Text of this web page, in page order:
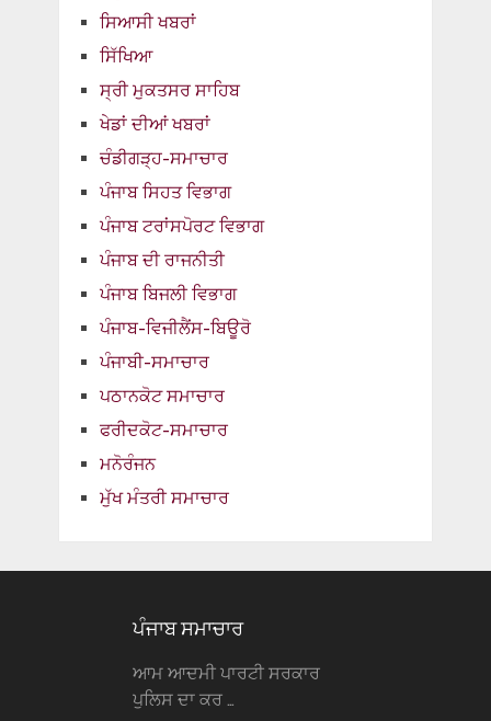
ਸਿਆਸੀ ਖਬਰਾਂ
ਸਿੱਖਿਆ
ਸ੍ਰੀ ਮੁਕਤਸਰ ਸਾਹਿਬ
ਖੇਡਾਂ ਦੀਆਂ ਖਬਰਾਂ
ਚੰਡੀਗੜ੍ਹ-ਸਮਾਚਾਰ
ਪੰਜਾਬ ਸਿਹਤ ਵਿਭਾਗ
ਪੰਜਾਬ ਟਰਾਂਸਪੋਰਟ ਵਿਭਾਗ
ਪੰਜਾਬ ਦੀ ਰਾਜਨੀਤੀ
ਪੰਜਾਬ ਬਿਜਲੀ ਵਿਭਾਗ
ਪੰਜਾਬ-ਵਿਜੀਲੈਂਸ-ਬਿਊਰੋ
ਪੰਜਾਬੀ-ਸਮਾਚਾਰ
ਪਠਾਨਕੋਟ ਸਮਾਚਾਰ
ਫਰੀਦਕੋਟ-ਸਮਾਚਾਰ
ਮਨੋਰੰਜਨ
ਮੁੱਖ ਮੰਤਰੀ ਸਮਾਚਾਰ
ਪੰਜਾਬ ਸਮਾਚਾਰ
ਆਮ ਆਦਮੀ ਪਾਰਟੀ ਸਰਕਾਰ
ਪੁਲਿਸ ਦਾ ਕਰ …